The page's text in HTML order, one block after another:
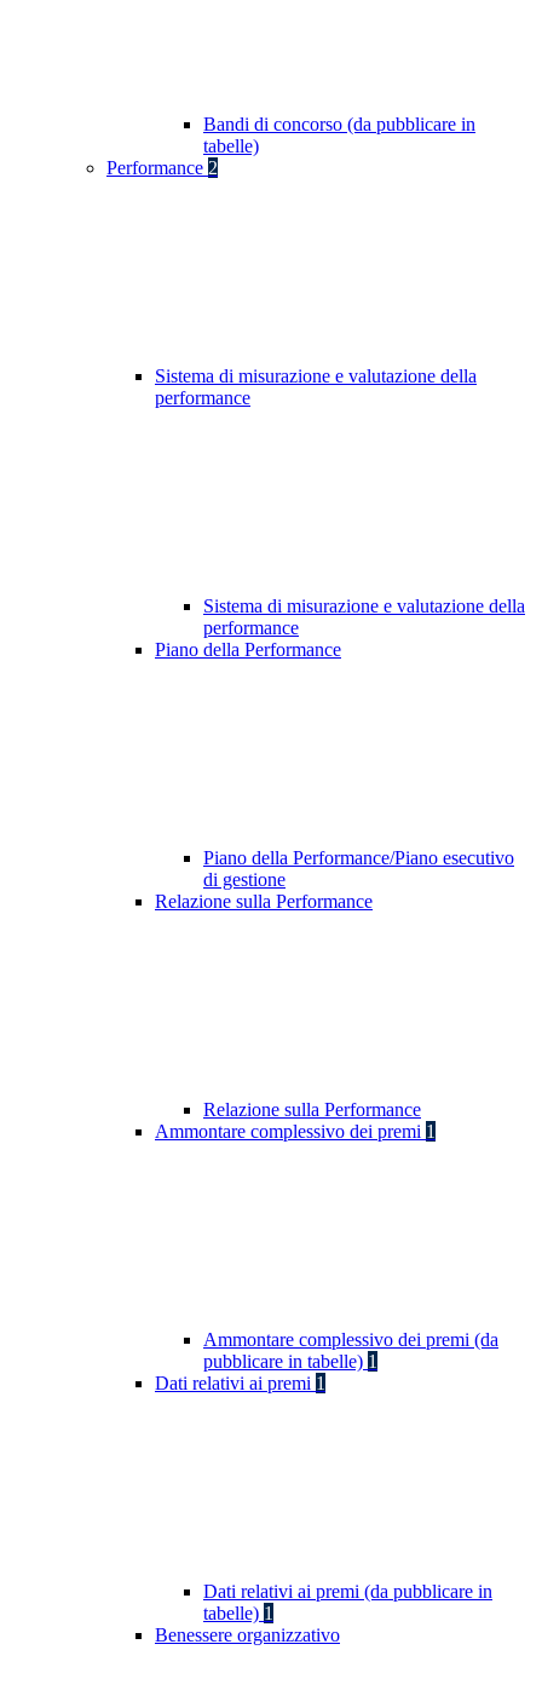
Bandi di concorso (da pubblicare in
tabelle)
Performance 2
Sistema di misurazione e valutazione della
performance
Sistema di misurazione e valutazione della
performance
Piano della Performance
Piano della Performance/Piano esecutivo
di gestione
Relazione sulla Performance
Relazione sulla Performance
Ammontare complessivo dei premi 1
Ammontare complessivo dei premi (da
pubblicare in tabelle) 1
Dati relativi ai premi 1
Dati relativi ai premi (da pubblicare in
tabelle) 1
Benessere organizzativo